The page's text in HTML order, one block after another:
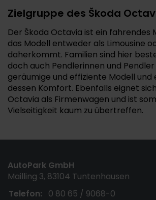
Zielgruppe des Škoda
Der Škoda Octavia ist ein fahrendes
das Modell entweder als Limousine
daherkommt. Familien sind hier
doch auch Pendlerinnen und
geräumige und effiziente Modell und
dessen Komfort. Ebenfalls eignet
Octavia als Firmenwagen und ist
Vielseitigkeit kaum zu übertreffen.
AutoPark GmbH
Mailling 3, 83104 Tuntenhausen
Telefon:
0 80 65 / 9068-0